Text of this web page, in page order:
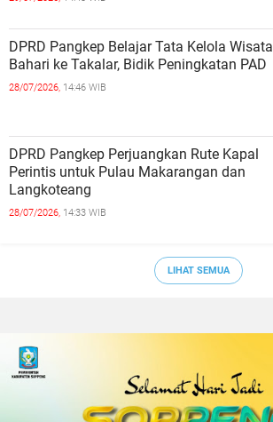
DPRD Pangkep Belajar Tata Kelola Wisata
Bahari ke Takalar, Bidik Peningkatan PAD
28/07/2026, 14:46 WIB
DPRD Pangkep Perjuangkan Rute Kapal
Perintis untuk Pulau Makarangan dan
Langkoteang
28/07/2026, 14:33 WIB
LIHAT SEMUA